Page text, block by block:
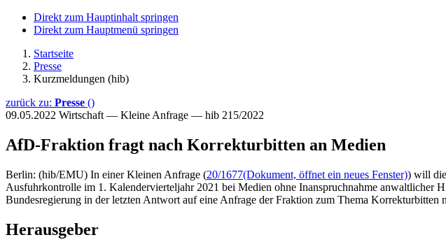
Direkt zum Hauptinhalt springen
Direkt zum Hauptmenü springen
Startseite
Presse
Kurzmeldungen (hib)
zurück zu: Presse ()
09.05.2022 Wirtschaft — Kleine Anfrage — hib 215/2022
AfD-Fraktion fragt nach Korrekturbitten an Medien
Berlin: (hib/EMU) In einer Kleinen Anfrage (20/1677(Dokument, öffnet ein neues Fenster)) will
Ausfuhrkontrolle im 1. Kalendervierteljahr 2021 bei Medien ohne Inanspruchnahme anwaltlicher
Bundesregierung in der letzten Antwort auf eine Anfrage der Fraktion zum Thema
Herausgeber